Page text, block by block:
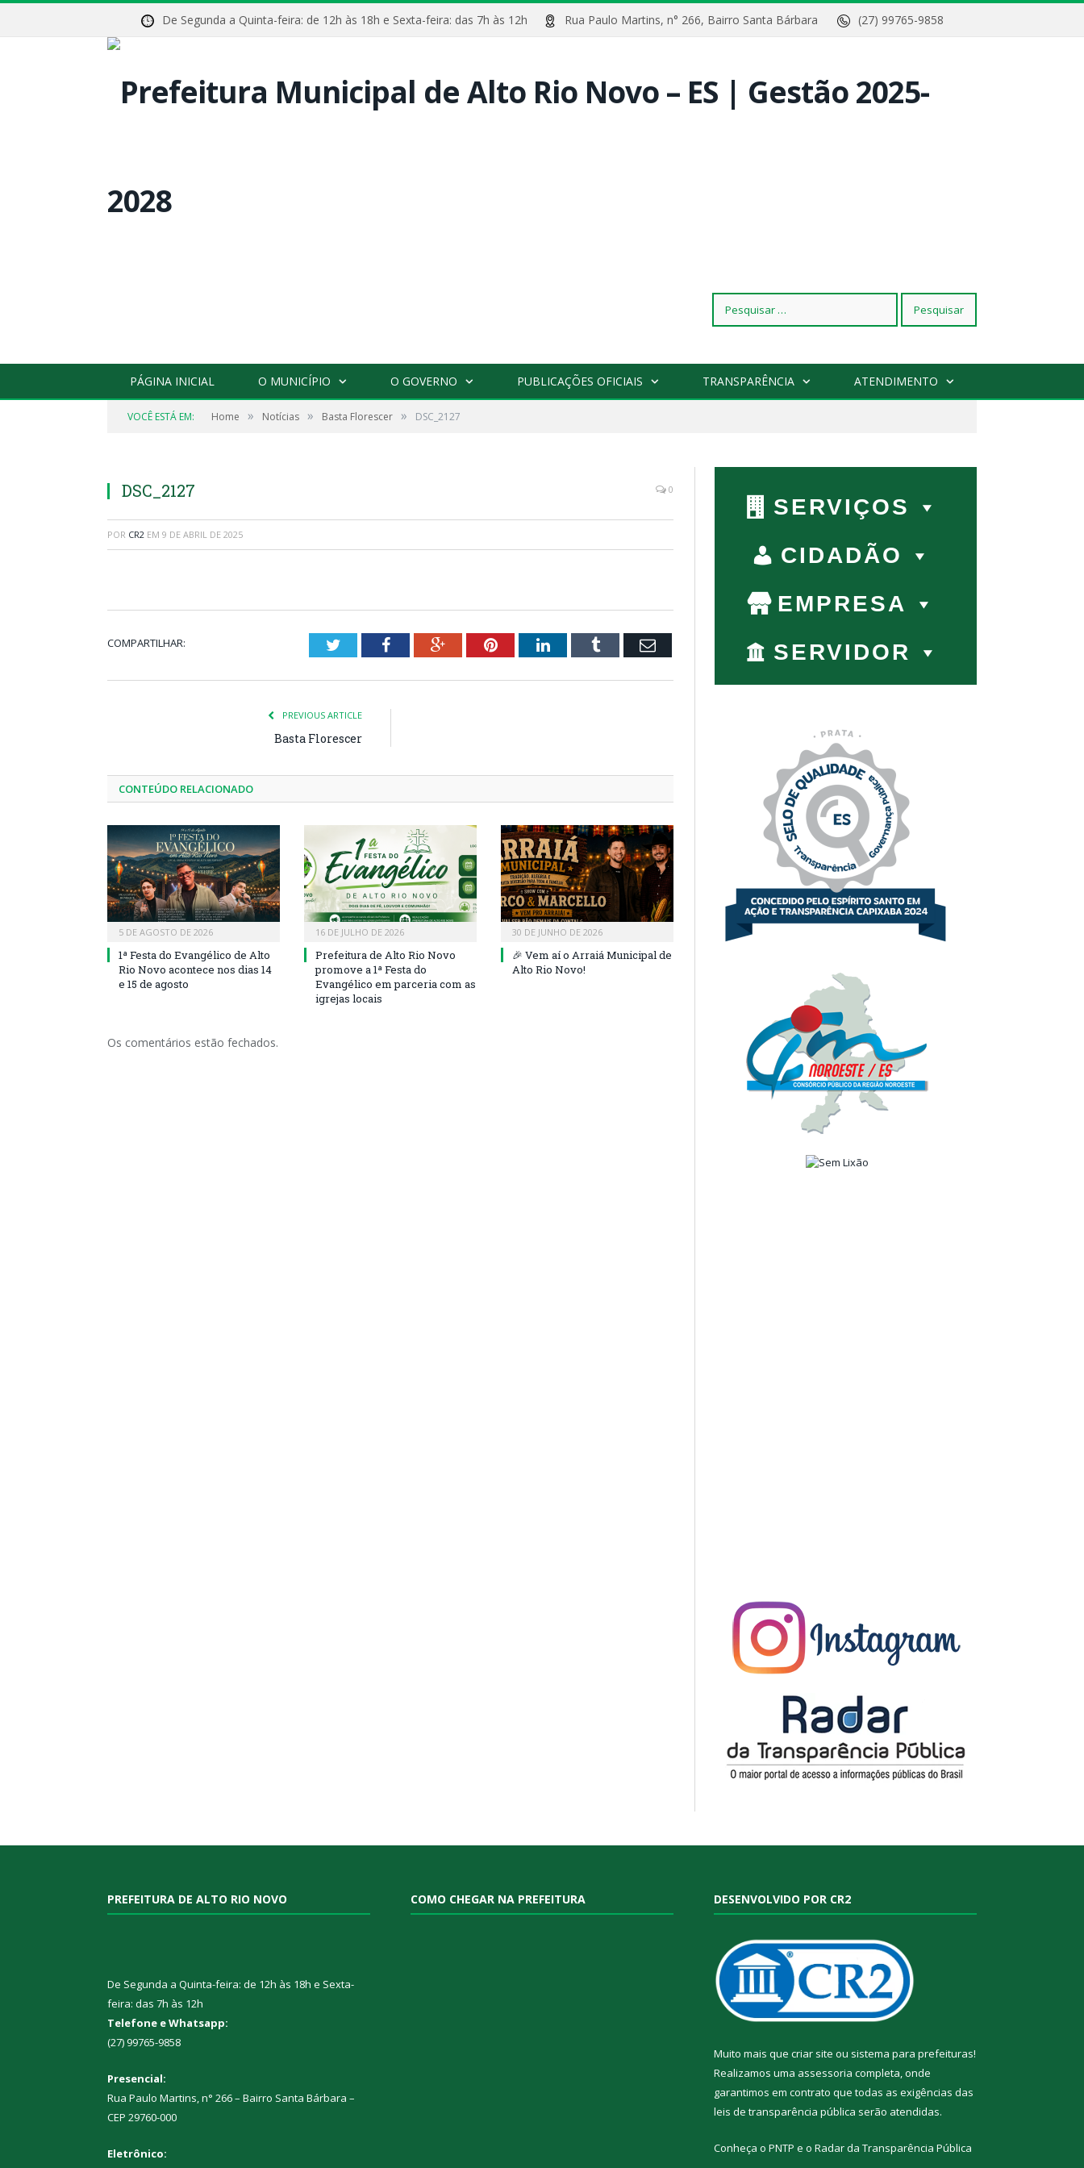
De Segunda a Quinta-feira: de 12h às 18h e Sexta-feira: das 7h às 12h Rua Paulo Martins, n° 266, Bairro Santa Bárbara (27) 99765-9858
Pesquisar
PÁGINA INICIAL O MUNICÍPIO O GOVERNO PUBLICAÇÕES OFICIAIS TRANSPARÊNCIA ATENDIMENTO
VOCÊ ESTÁ EM: Home » Notícias » Basta Florescer » DSC_2127
DSC_2127 0
POR CR2 EM 9 DE ABRIL DE 2025
COMPARTILHAR: TwitterFacebookGoogle+PinterestLinkedInTumblr Email
PREVIOUS ARTICLE
Basta Florescer
CONTEÚDO RELACIONADO
5 DE AGOSTO DE 2026
1ª Festa do Evangélico de Alto
Rio Novo acontece nos dias 14
e 15 de agosto
16 DE JULHO DE 2026
Prefeitura de Alto Rio Novo
promove a 1ª Festa do
Evangélico em parceria com as
igrejas locais
30 DE JUNHO DE 2026
🎉 Vem aí o Arraiá Municipal de
Alto Rio Novo!
Os comentários estão fechados.
SERVIÇOS
CIDADÃO
EMPRESA
SERVIDOR
PREFEITURA DE ALTO RIO NOVO
De Segunda a Quinta-feira: de 12h às 18h e Sexta-
feira: das 7h às 12h
Telefone e Whatsapp:
(27) 99765-9858
Presencial:
Rua Paulo Martins, n° 266 – Bairro Santa Bárbara –
CEP 29760-000
Eletrônico:
COMO CHEGAR NA PREFEITURA DESENVOLVIDO POR CR2
Muito mais que criar site ou sistema para prefeituras!
Realizamos uma assessoria completa, onde
garantimos em contrato que todas as exigências das
leis de transparência pública serão atendidas.
Conheça o PNTP e o Radar da Transparência Pública